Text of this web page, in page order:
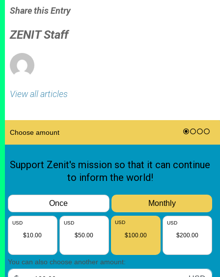
t
s
p
p
s
e
g
e
e
b
o
k
Share this Entry
ZENIT Staff
View all articles